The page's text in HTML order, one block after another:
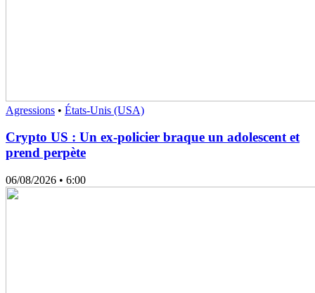
Agressions • États-Unis (USA)
Crypto US : Un ex-policier braque un adolescent et
prend perpète
06/08/2026 • 6:00